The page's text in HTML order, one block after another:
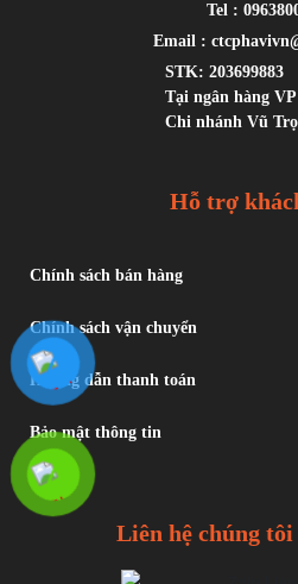
Tel :
Email :
STK: 203699883
Tại ngân hàng
Chi nhánh Vũ
Hỗ trợ
Chính sách bán hàng
Chính sách vận chuyển
Hướng dẫn thanh toán
Bảo mật thông tin
Liên hệ chúng